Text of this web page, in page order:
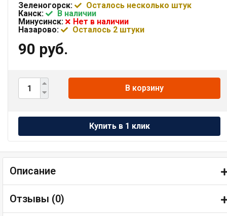
Зеленогорск:
Осталось несколько штук
Канск:
В наличии
Минусинск:
Нет в наличии
Назарово:
Осталось 2 штуки
90 руб.
В корзину
Описание
Отзывы (0)